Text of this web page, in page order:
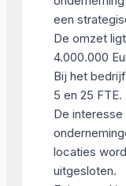
een
De omzet
4.000.000
Bij het
5 en 25 FTE.
De interesse
locaties
uitgesloten.